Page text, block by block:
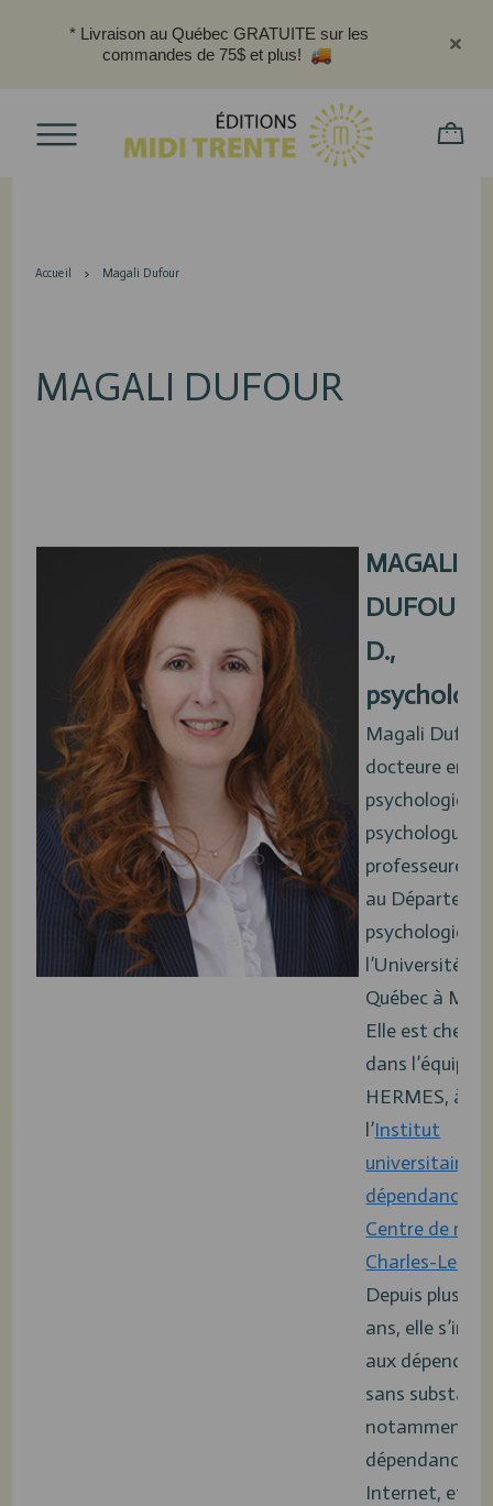
* Livraison au Québec GRATUITE sur les
commandes de 75$ et plus!
Accueil Magali Dufour
MAGALI DUFOUR
MAGALI
DUFOUR
D.,
Magali
docteure en
psychologie,
psychologue
professeure
au
psychologie de
l’Université du
Québec à
Elle est
dans l’équipe
HERMES, à
l’Institut
universitaire
dépendances
Centre de
Charles-Le
Depuis plus de
ans, elle
aux
sans
notamment à
dépendance à
Internet, et